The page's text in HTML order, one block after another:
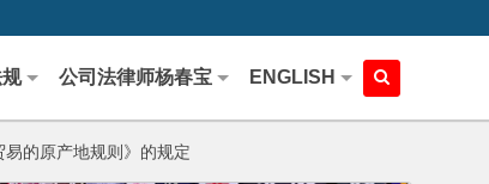
公司法律师杨春宝 ENGLISH
的原产地规则》的规定